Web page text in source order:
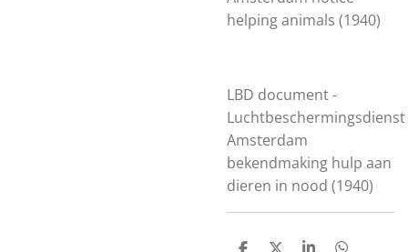
helping animals (1940)
LBD document -
Luchtbeschermingsdienst
Amsterdam
bekendmaking hulp aan
dieren in nood (1940)